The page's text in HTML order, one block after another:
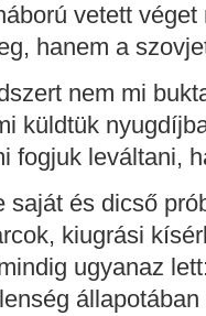
vetett
hanem a
nem mi
küldtük
fogjuk leváltani,
saját és dicső
kiugrási
ugyanaz